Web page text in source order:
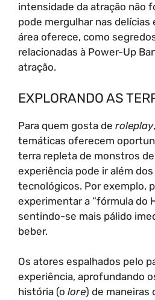
intensidade da atração não
pode mergulhar nas delícias
área oferece, como
relacionadas à Power-Up
atração.
EXPLORANDO AS
Para quem gosta de roleplay
temáticas oferecem
terra repleta de monstros de
experiência pode ir além
tecnológicos. Por exemplo,
experimentar a “fórmula do
sentindo-se mais pálido
beber.
Os atores espalhados pelo
experiência, aprofundando
história (o lore) de maneiras